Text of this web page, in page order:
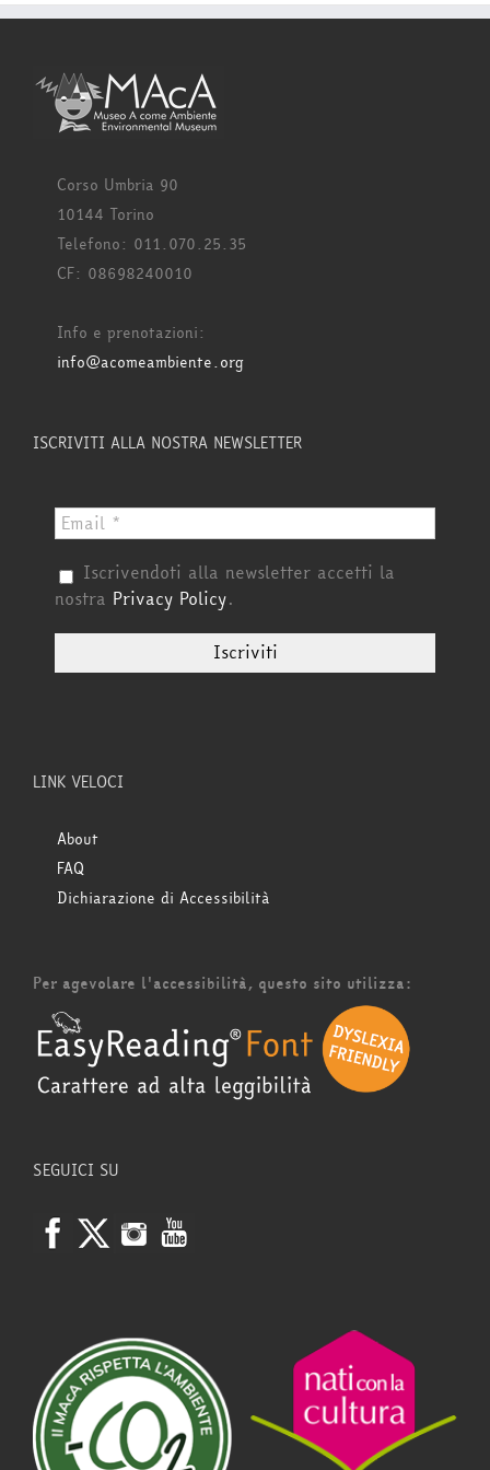
Corso Umbria 90
10144 Torino
Telefono: 011.070.25.35
CF: 08698240010
Info e prenotazioni:
info@acomeambiente.org
ISCRIVITI ALLA NOSTRA NEWSLETTER
Iscrivendoti alla newsletter accetti la
nostra Privacy Policy.
LINK VELOCI
About
FAQ
Dichiarazione di Accessibilità
Per agevolare l'accessibilità, questo sito utilizza:
SEGUICI SU